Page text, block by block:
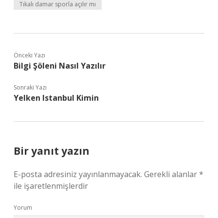
Tıkalı damar sporla açılır mı
Önceki Yazı
Bilgi Şöleni Nasıl Yazılır
Sonraki Yazı
Yelken Istanbul Kimin
Bir yanıt yazın
E-posta adresiniz yayınlanmayacak. Gerekli alanlar*
ile işaretlenmişlerdir
Yorum